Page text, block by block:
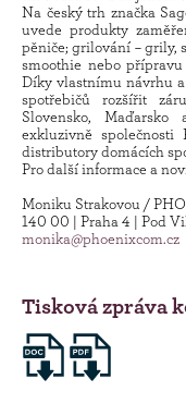
Na český trh značka
uvede produkty
pěniče; grilování – grily,
smoothie nebo
Díky vlastnímu návrhu
spotřebičů rozšířit
Slovensko,
exkluzivně
distributory domácích
Pro další informace a
Moniku Strakovou /
140 00 | Praha 4 | Pod
monika@phoenixcom.cz
Tisková zpráva